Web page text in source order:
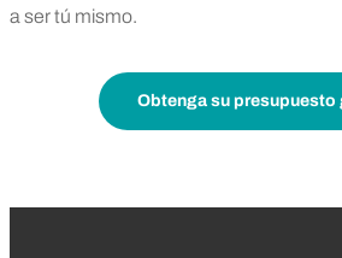
a ser tú mismo.
Obtenga su presupuesto